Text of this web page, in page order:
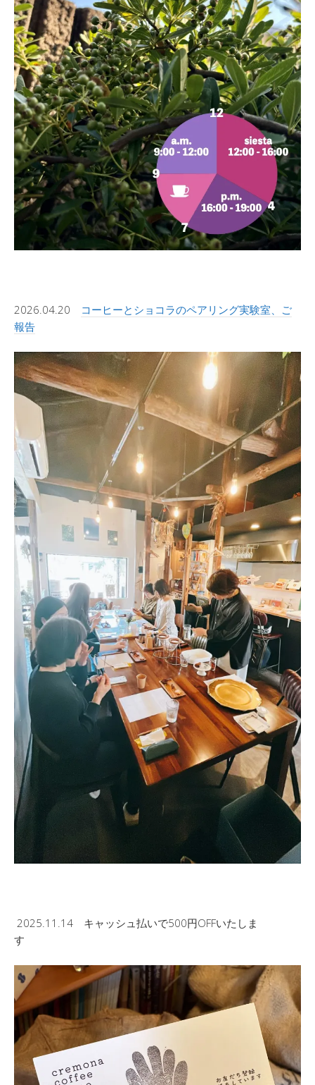
2026.04.20 コーヒーとショコラのペアリング実験室、ご
報告
2025.11.14 キャッシュ払いで500円OFFいたしま
す